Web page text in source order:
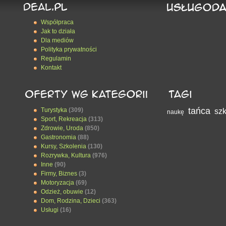
Współpraca
Jak to działa
Dla mediów
Polityka prywatności
Regulamin
Kontakt
Turystyka (309)
Sport, Rekreacja (313)
Zdrowie, Uroda (850)
Gastronomia (88)
Kursy, Szkolenia (130)
Rozrywka, Kultura (976)
Inne (90)
Firmy, Biznes (3)
Motoryzacja (69)
Odzież, obuwie (12)
Dom, Rodzina, Dzieci (363)
Usługi (16)
naukę tańca